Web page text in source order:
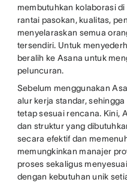
membutuhkan kolaborasi
rantai pasokan, kualitas,
menyelaraskan semua
tersendiri. Untuk
beralih ke Asana untuk
peluncuran.
Sebelum menggunakan
alur kerja standar,
tetap sesuai rencana. Kini,
dan struktur yang
secara efektif dan
memungkinkan manajer
proses sekaligus
dengan kebutuhan unik